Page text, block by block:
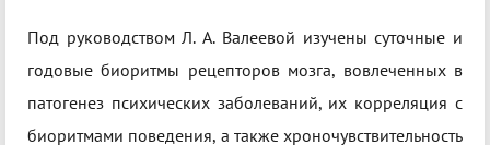
Под руководством Л. А. Валеевой изучены суточные и
годовые биоритмы рецепторов мозга, вовлеченных в
патогенез психических заболеваний, их корреляция с
биоритмами поведения, а также хроночувствительность